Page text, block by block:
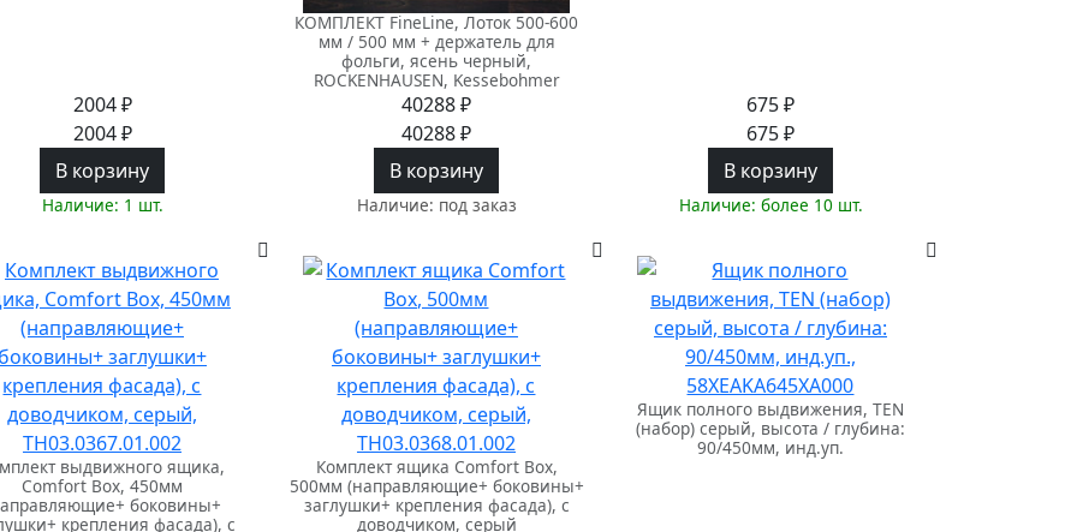
2004 ₽
2004 ₽
В корзину
Наличие: 1 шт.
КОМПЛЕКТ FineLine, Лоток 500-600
мм / 500 мм + держатель для
фольги, ясень черный,
ROCKENHAUSEN, Kessebohmer
40288 ₽
40288 ₽
В корзину
Наличие: под заказ
675 ₽
675 ₽
В корзину
Наличие: более 10 шт.
выдвижного ящика,
Comfort Box, 450мм
боковины+
крепления фасада), с
Комплект ящика Comfort Box,
500мм (направляющие+ боковины+
заглушки+ крепления фасада), с
доводчиком, серый
Ящик полного выдвижения, TEN
(набор) серый, высота / глубина:
90/450мм, инд.уп.